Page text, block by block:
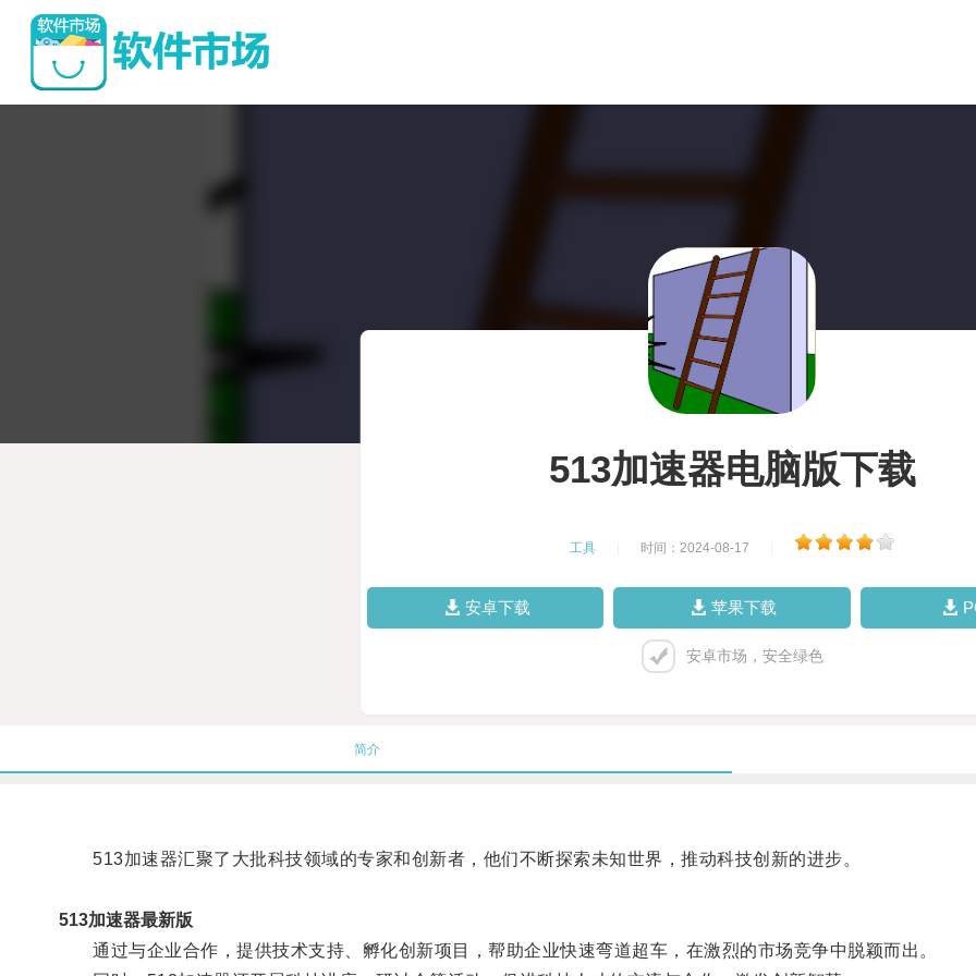
513加速器电脑版下载
工具 时间：2024-08-17
安卓下载 苹果下载
安卓市场，安全绿色
简介
513加速器汇聚了大批科技领域的专家和创新者，他们不断探索未知世界，推动科技创新的进步。
513加速器最新版
通过与企业合作，提供技术支持、孵化创新项目，帮助企业快速弯道超车，在激烈的市场竞争中脱颖而出。